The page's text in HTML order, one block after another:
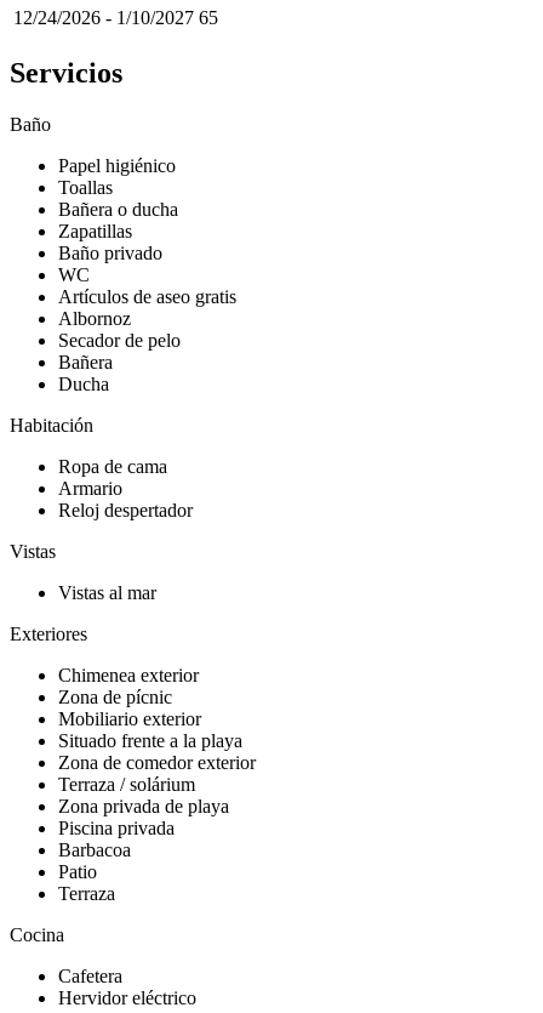
12/24/2026 - 1/10/2027 65
Servicios
Baño
Papel higiénico
Toallas
Bañera o ducha
Zapatillas
Baño privado
WC
Artículos de aseo gratis
Albornoz
Secador de pelo
Bañera
Ducha
Habitación
Ropa de cama
Armario
Reloj despertador
Vistas
Vistas al mar
Exteriores
Chimenea exterior
Zona de pícnic
Mobiliario exterior
Situado frente a la playa
Zona de comedor exterior
Terraza / solárium
Zona privada de playa
Piscina privada
Barbacoa
Patio
Terraza
Cocina
Cafetera
Hervidor eléctrico